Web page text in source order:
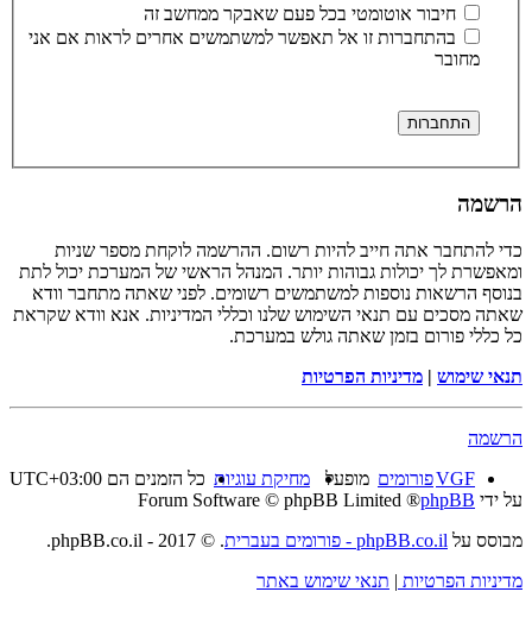
חיבור אוטומטי בכל פעם שאבקר ממחשב זה
בהתחברות זו אל תאפשר למשתמשים אחרים לראות אם אני
מחובר
הרשמה
כדי להתחבר אתה חייב להיות רשום. ההרשמה לוקחת מספר שניות
ומאפשרת לך יכולות גבוהות יותר. המנהל הראשי של המערכת יכול לתת
בנוסף הרשאות נוספות למשתמשים רשומים. לפני שאתה מתחבר וודא
שאתה מסכים עם תנאי השימוש שלנו וכללי המדיניות. אנא וודא שקראת
כל כללי פורום בזמן שאתה גולש במערכת.
תנאי שימוש | מדיניות הפרטיות
הרשמה
VGFפורומים כל הזמנים הם UTC+03:00 מחיקת עוגיות
מופעל
על ידי phpBB
® Forum Software © phpBB Limited
מבוסס על phpBB.co.il - פורומים בעברית
. © 2017 - phpBB.co.il.
מדיניות הפרטיות | תנאי שימוש באתר